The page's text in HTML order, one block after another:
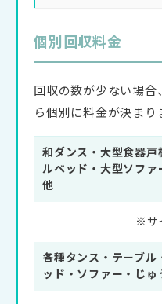
個別回収料金
回収の数が少ない場
ら個別に料金が決まり
和ダンス・大型食器
ルベッド・大型ソフ
他
※サ
各種タンス・テーブ
ッド・ソファー・じ